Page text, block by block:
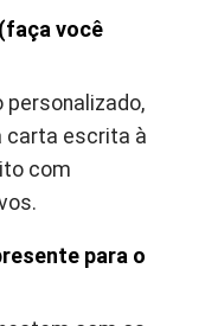
você
personalizado,
carta escrita à
com
para o